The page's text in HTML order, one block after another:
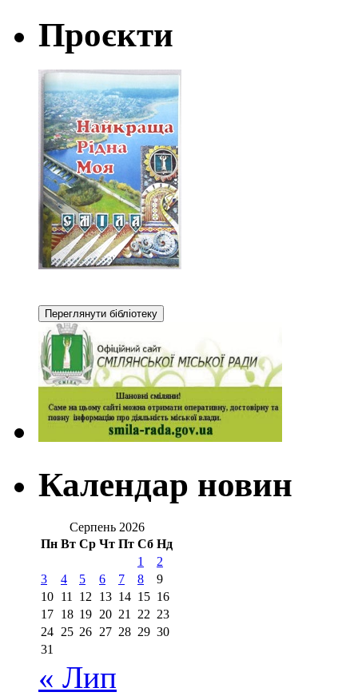
Проєкти
Календар новин
Серпень 2026
Пн Вт Ср Чт Пт Сб Нд
1
2
3
4 5 6 7 8
9
10 11 12 13 14 15 16
17 18 19 20 21 22 23
24 25 26 27 28 29 30
31
« Лип